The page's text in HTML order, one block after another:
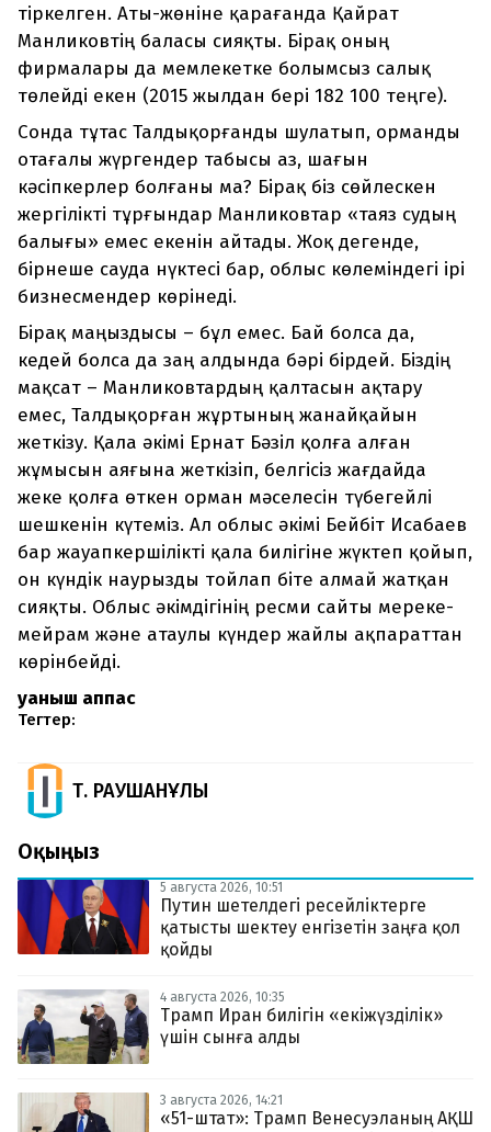
тіркелген. Аты-жөніне қарағанда Қайрат
Манликовтің баласы сияқты. Бірақ оның
фирмалары да мемлекетке болымсыз салық
төлейді екен (2015 жылдан бері 182 100 теңге).
Сонда тұтас Талдықорғанды шулатып, орманды
отағалы жүргендер табысы аз, шағын
кәсіпкерлер болғаны ма? Бірақ біз сөйлескен
жергілікті тұрғындар Манликовтар «таяз судың
балығы» емес екенін айтады. Жоқ дегенде,
бірнеше сауда нүктесі бар, облыс көлеміндегі ірі
бизнесмендер көрінеді.
Бірақ маңыздысы – бұл емес. Бай болса да,
кедей болса да заң алдында бәрі бірдей. Біздің
мақсат – Манликовтардың қалтасын ақтару
емес, Талдықорған жұртының жанайқайын
жеткізу. Қала әкімі Ернат Бәзіл қолға алған
жұмысын аяғына жеткізіп, белгісіз жағдайда
жеке қолға өткен орман мәселесін түбегейлі
шешкенін күтеміз. Ал облыс әкімі Бейбіт Исабаев
бар жауапкершілікті қала билігіне жүктеп қойып,
он күндік наурызды тойлап біте алмай жатқан
сияқты. Облыс әкімдігінің ресми сайты мереке-
мейрам және атаулы күндер жайлы ақпараттан
көрінбейді.
Қуаныш Қаппас
Тегтер:
Т. РАУШАНҰЛЫ
Оқыңыз
5 августа 2026, 10:51
Путин шетелдегі ресейліктерге
қатысты шектеу енгізетін заңға қол
қойды
4 августа 2026, 10:35
Трамп Иран билігін «екіжүзділік»
үшін сынға алды
3 августа 2026, 14:21
«51-штат»: Трамп Венесуэланың АҚШ